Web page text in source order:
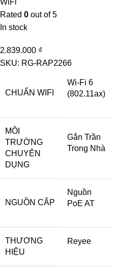
WiFi
Rated 0 out of 5
In stock
2.839.000 ₫
SKU: RG-RAP2266
CHUẨN WIFI
Wi-Fi 6
(802.11ax)
MÔI
TRƯỜNG
CHUYÊN
DỤNG
Gắn Trần
Trong Nhà
NGUỒN CẤP
Nguồn
PoE AT
THƯƠNG
HIỆU
Reyee